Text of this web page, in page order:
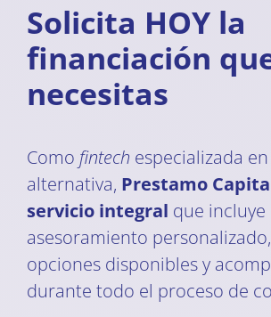
Solicita HOY la
financiación
necesitas
Como fintech especializada
alternativa, Prestamo
servicio integral que incluye
asesoramiento
opciones disponibles y
durante todo el proceso de